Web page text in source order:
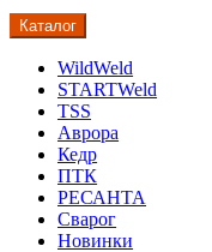
Каталог
WildWeld
STARTWeld
TSS
Аврора
Кедр
ПТК
РЕСАНТА
Сварог
Новинки